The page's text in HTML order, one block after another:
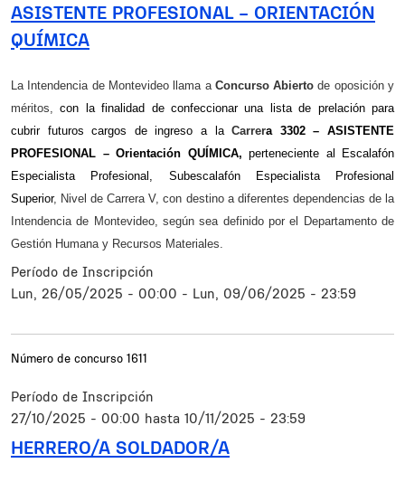
ASISTENTE PROFESIONAL – ORIENTACIÓN
QUÍMICA
Resumen
La Intendencia de Montevideo llama a ConcursoAbierto de oposición y
méritos,con la finalidad de confeccionar una lista de prelación para
cubrir futuros cargos de ingreso a laCarrera 3302 – ASISTENTE
PROFESIONAL – Orientación QUÍMICA, perteneciente al Escalafón
Especialista Profesional, Subescalafón Especialista Profesional
Superior, Nivel de Carrera V, con destino a diferentes dependencias de la
Intendencia de Montevideo, según sea definido por el Departamento de
Gestión Humana y Recursos Materiales.
Período de Inscripción
Lun, 26/05/2025 - 00:00 - Lun, 09/06/2025 - 23:59
Número de concurso 1611
Período de Inscripción
27/10/2025 - 00:00 hasta 10/11/2025 - 23:59
HERRERO/A SOLDADOR/A